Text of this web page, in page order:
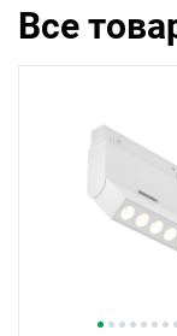
Все